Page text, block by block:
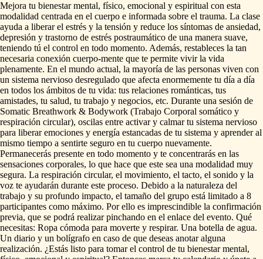
Mejora tu bienestar mental, físico, emocional y espiritual con esta
modalidad centrada en el cuerpo e informada sobre el trauma. La clase
ayuda a liberar el estrés y la tensión y reduce los síntomas de ansiedad,
depresión y trastorno de estrés postraumático de una manera suave,
teniendo tú el control en todo momento. Además, restableces la tan
necesaria conexión cuerpo-mente que te permite vivir la vida
plenamente. En el mundo actual, la mayoría de las personas viven con
un sistema nervioso desregulado que afecta enormemente tu día a día
en todos los ámbitos de tu vida: tus relaciones románticas, tus
amistades, tu salud, tu trabajo y negocios, etc. Durante una sesión de
Somatic Breathwork & Bodywork (Trabajo Corporal somático y
respiración circular), oscilas entre activar y calmar tu sistema nervioso
para liberar emociones y energía estancadas de tu sistema y aprender al
mismo tiempo a sentirte seguro en tu cuerpo nuevamente.
Permanecerás presente en todo momento y te concentrarás en las
sensaciones corporales, lo que hace que este sea una modalidad muy
segura. La respiración circular, el movimiento, el tacto, el sonido y la
voz te ayudarán durante este proceso. Debido a la naturaleza del
trabajo y su profundo impacto, el tamaño del grupo está limitado a 8
participantes como máximo. Por ello es imprescindible la confirmación
previa, que se podrá realizar pinchando en el enlace del evento. Qué
necesitas: Ropa cómoda para moverte y respirar. Una botella de agua.
Un diario y un bolígrafo en caso de que deseas anotar alguna
realización. ¿Estás listo para tomar el control de tu bienestar mental,